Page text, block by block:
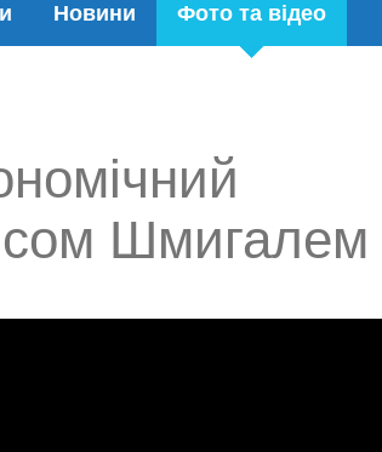
Новини Фото та відео
Шмигалем